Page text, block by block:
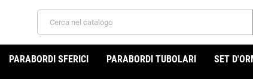
PARABORDI SFERICI PARABORDI TUBOLARI SET